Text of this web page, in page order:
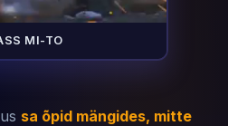
MI-TO
sa õpid mängides, mitte